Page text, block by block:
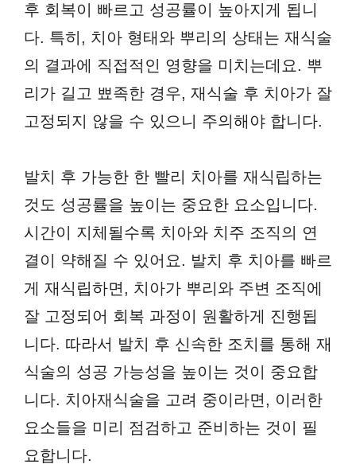
후 회복이 빠르고 성공률이 높아지게 됩니
다. 특히, 치아 형태와 뿌리의 상태는 재식술
의 결과에 직접적인 영향을 미치는데요. 뿌
리가 길고 뾰족한 경우, 재식술 후 치아가 잘
고정되지 않을 수 있으니 주의해야 합니다.
발치 후 가능한 한 빨리 치아를 재식립하는
것도 성공률을 높이는 중요한 요소입니다.
시간이 지체될수록 치아와 치주 조직의 연
결이 약해질 수 있어요. 발치 후 치아를 빠르
게 재식립하면, 치아가 뿌리와 주변 조직에
잘 고정되어 회복 과정이 원활하게 진행됩
니다. 따라서 발치 후 신속한 조치를 통해 재
식술의 성공 가능성을 높이는 것이 중요합
니다. 치아재식술을 고려 중이라면, 이러한
요소들을 미리 점검하고 준비하는 것이 필
요합니다.